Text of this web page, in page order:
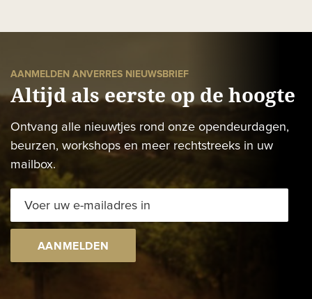
AANMELDEN ANVERRES NIEUWSBRIEF
Altijd als eerste op de hoogte
Ontvang alle nieuwtjes rond onze opendeurdagen,
beurzen, workshops en meer rechtstreeks in uw
mailbox.
AANMELDEN